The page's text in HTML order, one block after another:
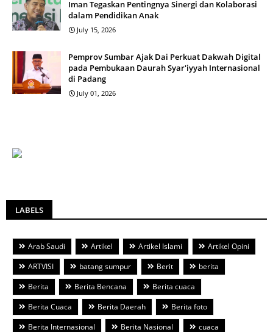
Iman Tegaskan Pentingnya Sinergi dan Kolaborasi
dalam Pendidikan Anak
July 15, 2026
Pemprov Sumbar Ajak Dai Perkuat Dakwah Digital
pada Pembukaan Daurah Syar'iyyah Internasional
di Padang
July 01, 2026
LABELS
Arab Saudi Artikel Artikel Islami
Artikel Opini
ARTVISI
batang sumpur Berit
berita
Berita
Berita Bencana
Berita cuaca
Berita Cuaca
Berita Daerah
Berita foto
Berita Internasional
Berita Nasional
cuaca